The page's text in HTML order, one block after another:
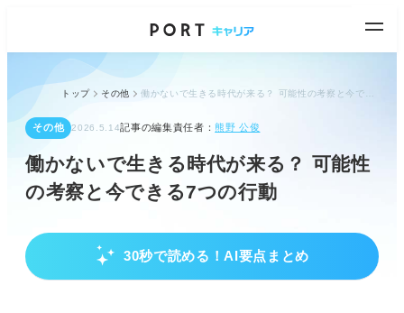
トップ その他
その他 2026.5.14記事の編集責任者：熊野 公俊
働かないで生きる時代が来る？ 可能性
の考察と今できる7つの行動
30秒で読める！AI要点まとめ
働かない生き方の現実と覚悟の必要性